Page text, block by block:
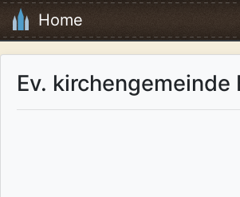
Home
Ev. kirchengemeinde